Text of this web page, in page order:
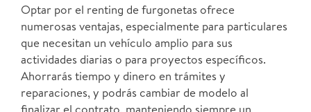
Optar por el renting de furgonetas ofrece
numerosas ventajas, especialmente para particulares
que necesitan un vehículo amplio para sus
actividades diarias o para proyectos específicos.
Ahorrarás tiempo y dinero en trámites y
reparaciones, y podrás cambiar de modelo al